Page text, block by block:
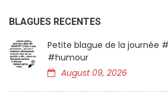
BLAGUES RECENTES
Petite blague de la journée
#humour
August 09, 2026